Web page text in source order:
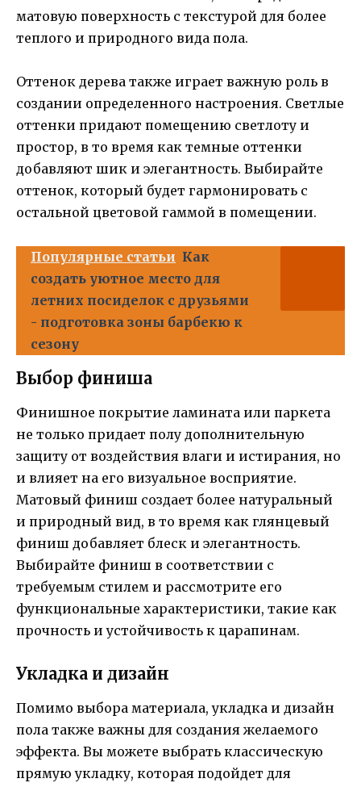
матовую поверхность с текстурой для более
теплого и природного вида пола.
Оттенок дерева также играет важную роль в
создании определенного настроения. Светлые
оттенки придают помещению светлоту и
простор, в то время как темные оттенки
добавляют шик и элегантность. Выбирайте
оттенок, который будет гармонировать с
остальной цветовой гаммой в помещении.
Популярные статьи Как
создать уютное место для
летних посиделок с друзьями
- подготовка зоны барбекю к
сезону
Выбор финиша
Финишное покрытие ламината или паркета
не только придает полу дополнительную
защиту от воздействия влаги и истирания, но
и влияет на его визуальное восприятие.
Матовый финиш создает более натуральный
и природный вид, в то время как глянцевый
финиш добавляет блеск и элегантность.
Выбирайте финиш в соответствии с
требуемым стилем и рассмотрите его
функциональные характеристики, такие как
прочность и устойчивость к царапинам.
Укладка и дизайн
Помимо выбора материала, укладка и дизайн
пола также важны для создания желаемого
эффекта. Вы можете выбрать классическую
прямую укладку, которая подойдет для